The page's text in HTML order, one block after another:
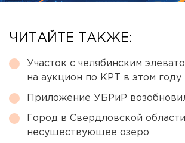
ЧИТАЙТЕ ТАКЖЕ:
Участок с челябинским
на аукцион по КРТ в этом году
Приложение УБРиР
Город в Свердловской
несуществующее озеро